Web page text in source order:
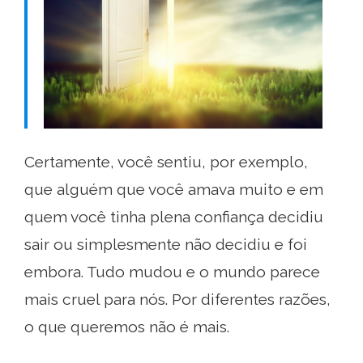
Certamente, você sentiu, por exemplo,
que alguém que você amava muito e em
quem você tinha plena confiança decidiu
sair ou simplesmente não decidiu e foi
embora. Tudo mudou e o mundo parece
mais cruel para nós. Por diferentes razões,
o que queremos não é mais.